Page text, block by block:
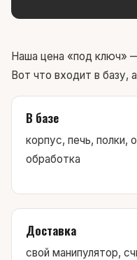
Наша цена «под ключ»
Вот что входит в базу,
В базе
корпус, печь, полки,
обработка
Доставка
свой манипулятор,